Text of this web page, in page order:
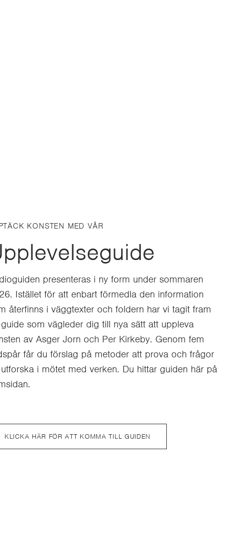
KONSTEN MED VÅR
presenteras i ny form under sommaren
Istället för att enbart förmedla den information
återfinns i väggtexter och foldern har vi tagit fram
som vägleder dig till nya sätt att uppleva
av Asger Jorn och Per Kirkeby. Genom fem
får du förslag på metoder att prova och frågor
i mötet med verken. Du hittar guiden här på
KLICKA HÄR FÖR ATT KOMMA TILL GUIDEN